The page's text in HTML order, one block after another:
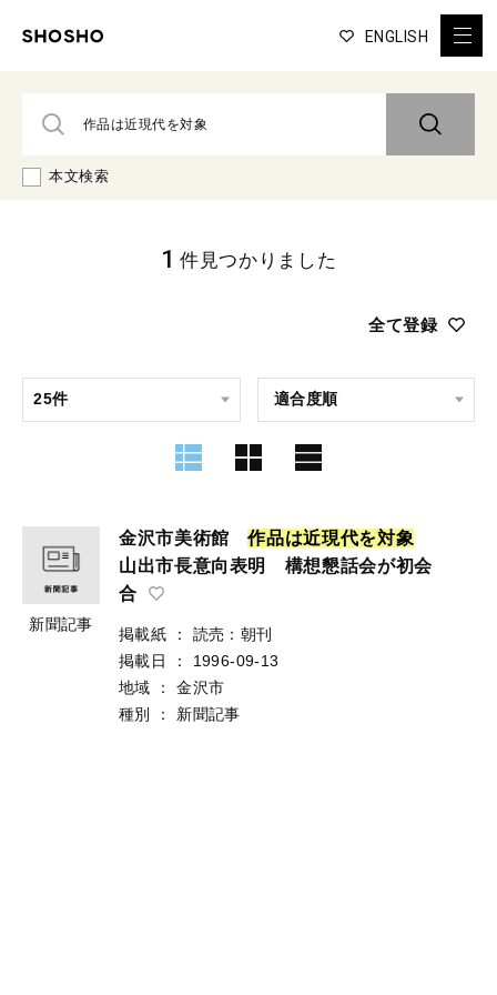
ENGLISH
本文検索
全て登録
1 件見つかりました
新聞記事
金沢市美術館作品は近現代を対象
山出市長意向表明 構想懇話会が初会
合
掲載紙 ：
読売：朝刊
掲載日
：
1996-09-13
地域
：
金沢市
種別
： 新聞記事